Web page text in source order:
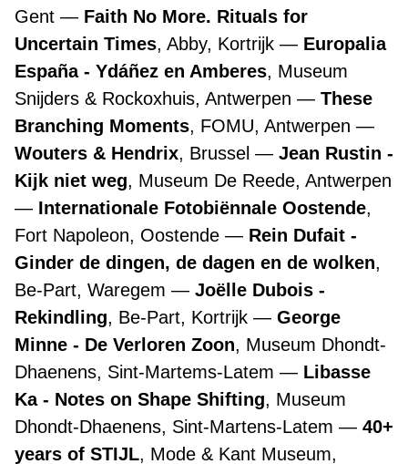
Gent
Faith No More. Rituals for
Uncertain Times, Abby, Kortrijk
Europalia
España - Ydáñez en Amberes, Museum
Snijders & Rockoxhuis, Antwerpen
These
Branching Moments, FOMU, Antwerpen
Wouters & Hendrix, Brussel
Jean Rustin -
Kijk niet weg, Museum De Reede, Antwerpen
Internationale Fotobiënnale Oostende,
Fort Napoleon, Oostende
Rein Dufait -
Ginder de dingen, de dagen en de wolken,
Be-Part, Waregem
Joëlle Dubois -
Rekindling, Be-Part, Kortrijk
George
Minne - De Verloren Zoon, Museum Dhondt-
Dhaenens, Sint-Martems-Latem
Libasse
Ka - Notes on Shape Shifting, Museum
Dhondt-Dhaenens, Sint-Martens-Latem
40+
years of STIJL, Mode & Kant Museum,